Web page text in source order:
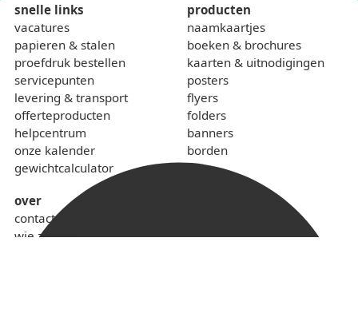
snelle links
vacatures
papieren & stalen
proefdruk bestellen
servicepunten
levering & transport
offerteproducten
helpcentrum
onze kalender
gewichtcalculator
over
contact
wie zijn we
producten
naamkaartjes
boeken & brochures
kaarten & uitnodigingen
posters
flyers
folders
banners
borden